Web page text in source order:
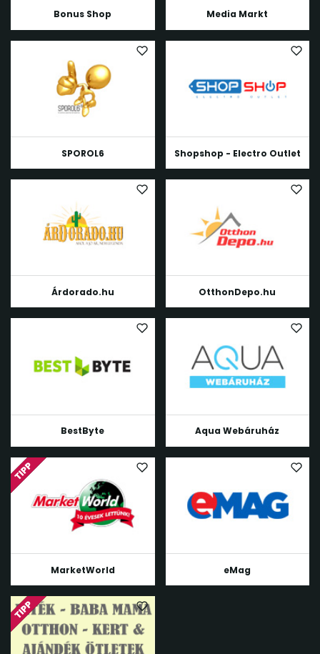
Bonus Shop Media Markt
SPOROL6 Shopshop - Electro Outlet
Árdorado.hu OtthonDepo.hu
BestByte Aqua Webáruház
MarketWorld eMag